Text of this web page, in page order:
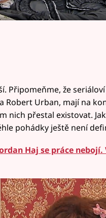
Připomeňme, že seriáloví
Robert Urban, mají na
nich přestal existovat.
pohádky ještě není
Haj se práce nebojí.